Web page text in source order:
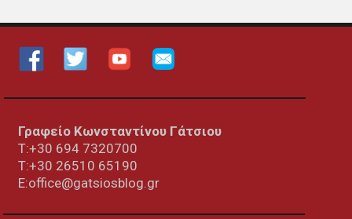
Γραφείο Κωνσταντίνου Γάτσιου
Τ:+30 694 7320700
T:+30 26510 65190
E:office@gatsiosblog.gr